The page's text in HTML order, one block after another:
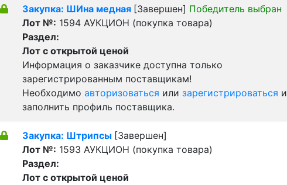
Закупка: ШИна медная [Завершен] Победитель выбран
Лот №: 1594 АУКЦИОН (покупка товара)
Раздел:
Лот с открытой ценой
Информация о заказчике доступна только
зарегистрированным поставщикам!
Необходимо авторизоваться или зарегистрироваться и
заполнить профиль поставщика.
Закупка: Штрипсы [Завершен]
Лот №: 1593 АУКЦИОН (покупка товара)
Раздел:
Лот с открытой ценой